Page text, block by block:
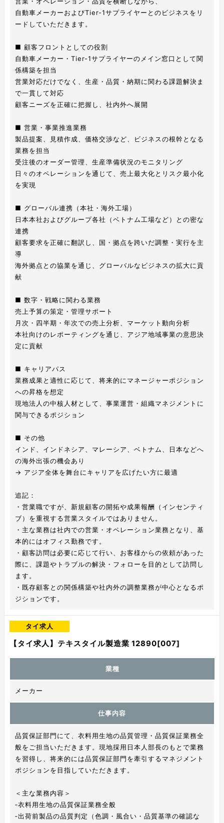
自動車メーカーおよびTier-1サプライヤーとのビジネスをリ
ードしていただきます。
■ 顧客フロントとしての役割
自動車メーカー・Tier-1サプライヤーのメイン窓口として関
係構築を担当
営業対応だけでなく、生産・品質・納期に関わる課題解決ま
で一貫して対応
顧客ニーズを正確に把握し、社内外へ展開
■ 営業・事業推進業務
製品提案、見積作成、価格交渉など、ビジネスの根幹となる
業務を担当
受注後のオーダー管理、生産準備状況のモニタリング
日々のオペレーションを通じて、売上最大化とリスク最小化
を実現
■ グローバル連携（本社・海外工場）
日本本社およびグループ各社（ベトナム工場など）との密な
連携
顧客要求を正確に翻訳し、国・拠点を跨いだ調整・実行を主
導
海外拠点との協業を通じ、グローバルなビジネスの拡大に貢
献
■ 数字・戦略に関わる業務
売上予算の策定・管理サポート
月次・四半期・年次での売上分析、マーケット動向分析
本社向けのレポーティングを通じ、アジア地域事業の意思決
定に貢献
■ キャリアパス
業務成果と適性に応じて、将来的にマネージャーポジション
への昇格を想定
現地法人の中核人材として、事業運営・組織マネジメントに
関与できるポジション
■ その他
インド、インドネシア、マレーシア、ベトナム、日本などへ
の海外出張の機会あり
→ アジア全体を舞台にキャリアを広げたい方に最適
追記：
・営業職ですが、新規顧客の開拓や成果報酬（インセンティ
ブ）を重視する営業スタイルではありません。
・主な業務は社内での営業・オペレーション業務となり、基
本的にはオフィス勤務です。
・顧客訪問は必要に応じて行い、お客様からの依頼があった
際に、課題やトラブルの解決・フォローを目的として訪問し
ます。
・既存顧客との関係構築や社内外の調整業務が中心となるポ
ジションです。
タイ求人
【タイ求人】テキスタイル製造業 12890[007]
業種
メーカー
仕事内容
品質保証部門にて、衣料用生地の品質管理・品質保証業務全
般をご担当いただきます。現地採用日本人部長のもとで業務
を習得し、将来的には品質保証部門を牽引するマネジメント
ポジションを目指していただきます。
＜主な業務内容＞
‐衣料用生地の品質保証業務全般
‐出荷前製品の品質判定（色調・風合い・品質基準の確認な